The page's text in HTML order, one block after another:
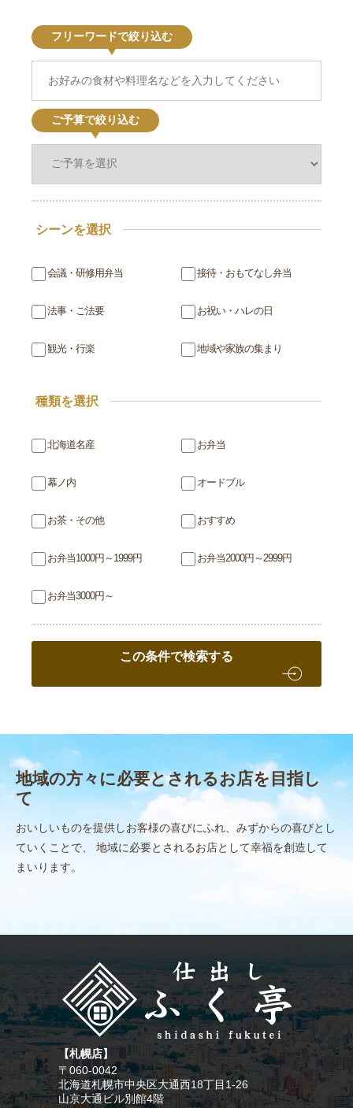
フリーワードで絞り込む
ご予算で絞り込む
シーンを選択
会議・研修用弁当 接待・おもてなし弁当
法事・ご法要 お祝い・ハレの日
観光・行楽 地域や家族の集まり
種類を選択
北海道名産 お弁当
幕ノ内 オードブル
お茶・その他 おすすめ
お弁当1000円～1999円 お弁当2000円～2999円
お弁当3000円～
この条件で検索する
地域の方々に必要とされるお店を目指し
て
おいしいものを提供しお客様の喜びにふれ、みずからの喜びとし
ていくことで、
地域に必要とされるお店として幸福を創造して
まいります。
【札幌店】
〒060-0042
北海道札幌市中央区大通西18丁目1-26
山京大通ビル別館4階